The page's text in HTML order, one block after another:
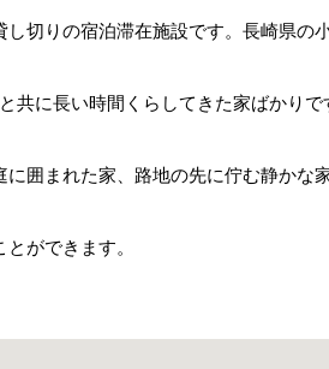
切りの宿泊滞在施設です。長崎県の
共に長い時間くらしてきた家ばかりで
囲まれた家、路地の先に佇む静かな
ができます。